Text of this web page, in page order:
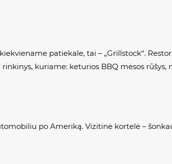
patiekale, tai – „Grillstock“.
kuriame: keturios BBQ mėsos rūšys,
po Ameriką. Vizitinė kortelė –